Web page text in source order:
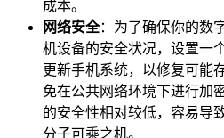
成本。
网络安全：为了确保你的数
机设备的安全状况，设置一
更新手机系统，以修复可能
免在公共网络环境下进行加
的安全性相对较低，容易导
分子可乘之机。